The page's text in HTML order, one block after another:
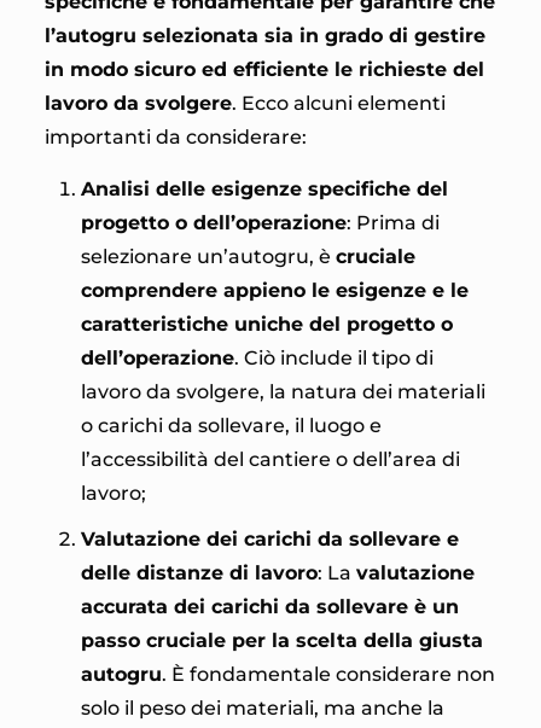
l’autogru selezionata sia in grado di gestire
in modo sicuro ed efficiente le richieste del
lavoro da svolgere. Ecco alcuni elementi
importanti da considerare:
Analisi delle esigenze specifiche del
progetto o dell’operazione: Prima di
selezionare un’autogru, è cruciale
comprendere appieno le esigenze e le
caratteristiche uniche del progetto o
dell’operazione. Ciò include il tipo di
lavoro da svolgere, la natura dei materiali
o carichi da sollevare, il luogo e
l’accessibilità del cantiere o dell’area di
lavoro;
Valutazione dei carichi da sollevare e
delle distanze di lavoro: La valutazione
accurata dei carichi da sollevare è un
passo cruciale per la scelta della giusta
autogru. È fondamentale considerare non
solo il peso dei materiali, ma anche la